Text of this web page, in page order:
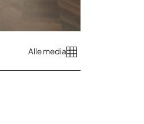
Alle media